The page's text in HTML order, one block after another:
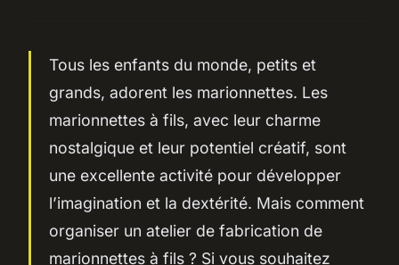
Tous les enfants du monde, petits et
grands, adorent les marionnettes. Les
marionnettes à fils, avec leur charme
nostalgique et leur potentiel créatif, sont
une excellente activité pour développer
l’imagination et la dextérité. Mais comment
organiser un atelier de fabrication de
marionnettes à fils ? Si vous souhaitez